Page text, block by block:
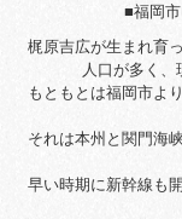
■福岡
梶原吉広が生まれ育
人口が多く、
もともとは福岡市よ
それは本州と関門海
早い時期に新幹線も